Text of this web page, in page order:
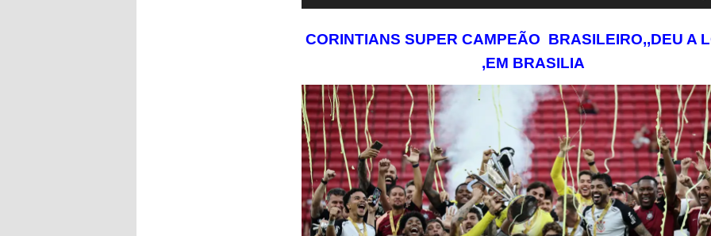
CORINTIANS SUPER CAMPEÃO BRASILEIRO,,DEU A
,EM BRASILIA